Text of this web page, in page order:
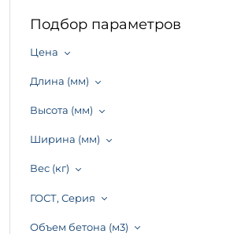
Подбор параметров
Цена
Длина (мм)
Высота (мм)
Ширина (мм)
Вес (кг)
ГОСТ, Серия
Объем бетона (м3)